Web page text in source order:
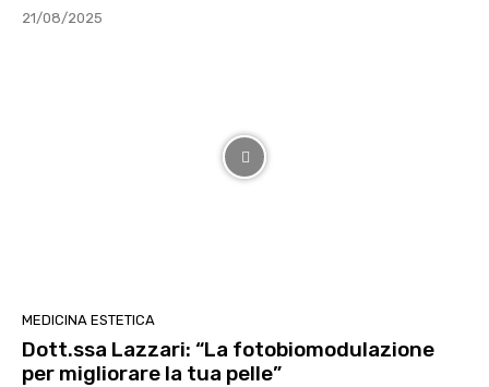
21/08/2025
MEDICINA ESTETICA
Dott.ssa Lazzari: “La fotobiomodulazione
per migliorare la tua pelle”